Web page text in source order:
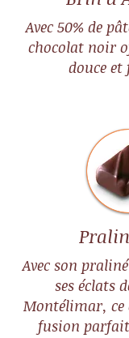
Avec 50% de
chocolat noir
douce et
​​Avec son
ses éclats
Montélimar, ce
fusion